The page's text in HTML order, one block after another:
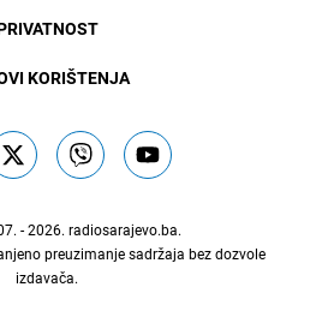
KORIŠTENJA
- 2026. radiosarajevo.ba.
preuzimanje sadržaja bez dozvole
izdavača.